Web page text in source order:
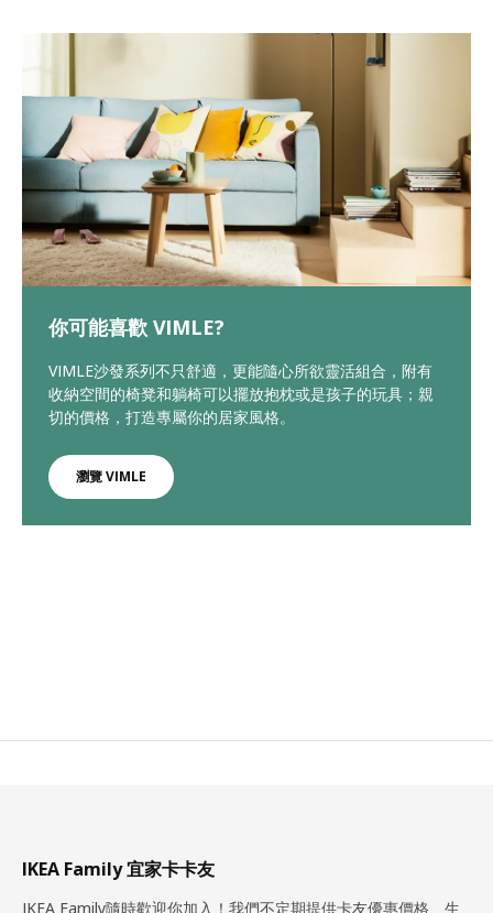
你可能喜歡 VIMLE?
VIMLE沙發系列不只舒適，更能隨心所欲靈活組合，附有
收納空間的椅凳和躺椅可以擺放抱枕或是孩子的玩具；親
切的價格，打造專屬你的居家風格。
瀏覽 VIMLE
IKEA Family 宜家卡卡友
IKEA Family隨時歡迎你加入！我們不定期提供卡友優惠價格、生